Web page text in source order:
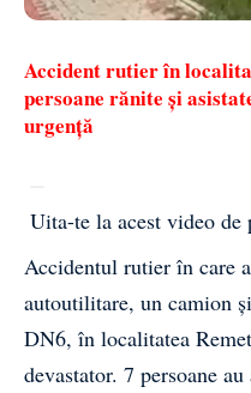
Accident rutier în
persoane rănite și
urgență
Uita-te la acest video de
Accidentul rutier în care
autoutilitare, un camion
DN6, în localitatea
devastator. 7 persoane